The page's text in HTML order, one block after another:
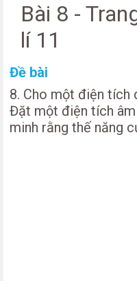
Bài 8 -
lí 11
Đề bài
8. Cho một điện tích
Đặt một điện tích
minh rằng thế năng